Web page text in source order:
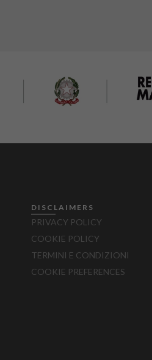
DISCLAIMERS
PRIVACY POLICY
COOKIE POLICY
TERMINI E CONDIZIONI
COOKIE PREFERENCES